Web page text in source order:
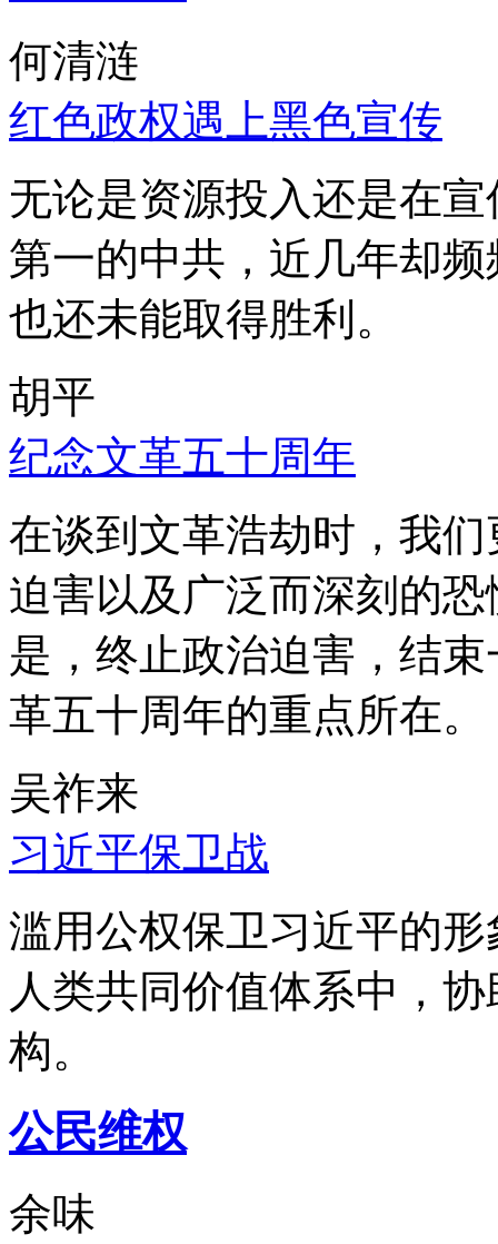
何清涟
红色政权遇上黑色宣传
无论是资源投入还是在
第一的中共，近几年却
也还未能取得胜利。
胡平
纪念文革五十周年
在谈到文革浩劫时，我
迫害以及广泛而深刻的
是，终止政治迫害，结
革五十周年的重点所在。
吴祚来
习近平保卫战
滥用公权保卫习近平的
人类共同价值体系中，
构。
公民维权
余味